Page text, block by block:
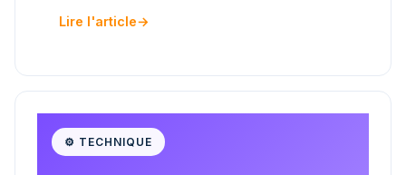
Lire l'article→
⚙️ TECHNIQUE